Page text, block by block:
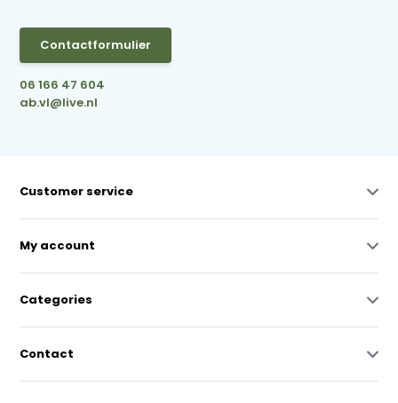
Contactformulier
06 166 47 604
ab.vl@live.nl
Customer service
My account
Categories
Contact